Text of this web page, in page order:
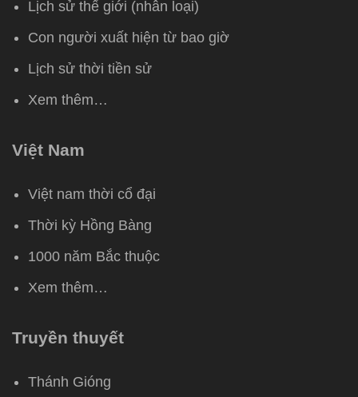
Lịch sử thế giới (nhân loại)
Con người xuất hiện từ bao giờ
Lịch sử thời tiền sử
Xem thêm…
Việt Nam
Việt nam thời cổ đại
Thời kỳ Hồng Bàng
1000 năm Bắc thuộc
Xem thêm…
Truyền thuyết
Thánh Gióng